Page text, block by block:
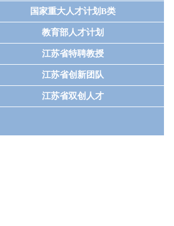
国家重大人才计划B类
教育部人才计划
江苏省特聘教授
江苏省创新团队
江苏省双创人才